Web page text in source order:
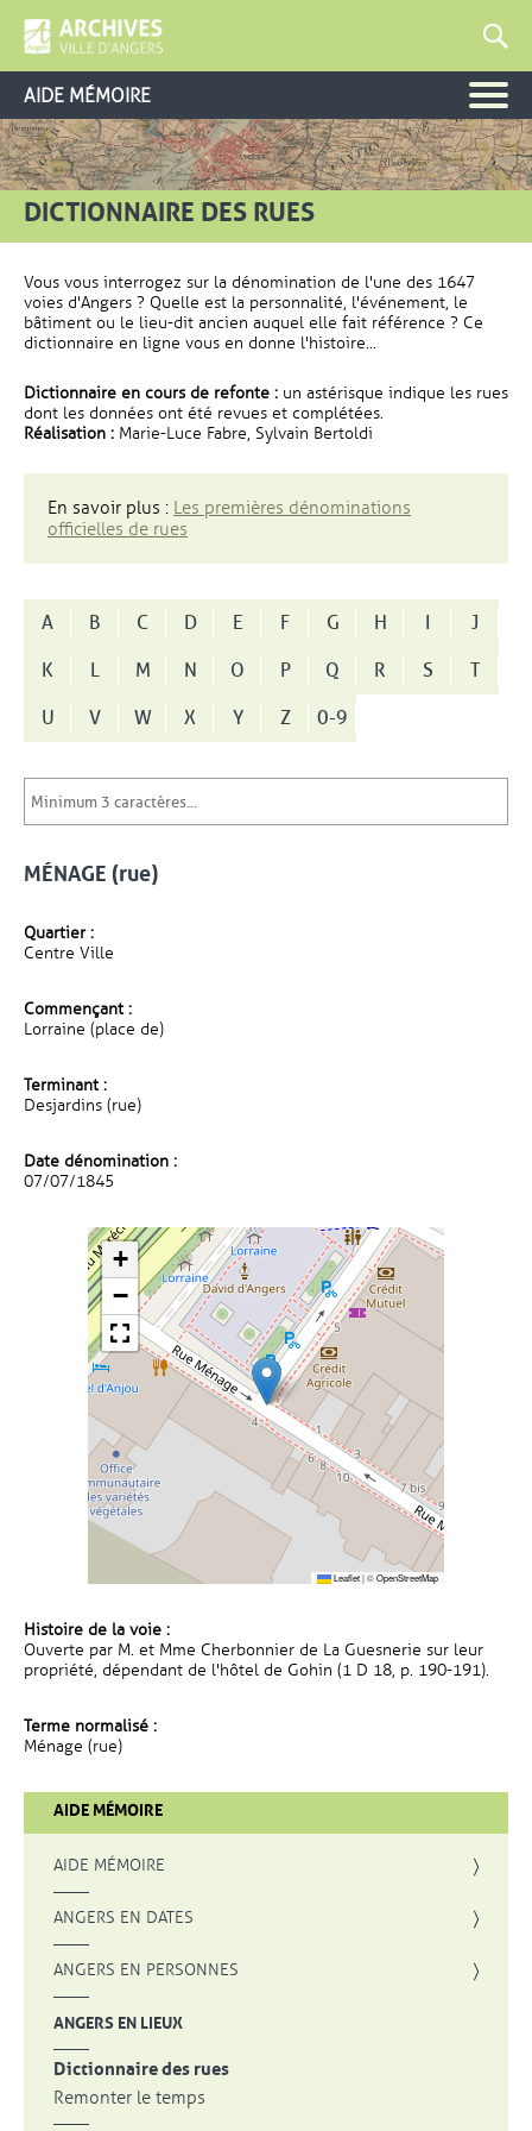
AIDE MÉMOIRE
DICTIONNAIRE DES RUES
Vous vous interrogez sur la dénomination de l'une des 1647
voies d'Angers ? Quelle est la personnalité, l'événement, le
bâtiment ou le lieu-dit ancien auquel elle fait référence ? Ce
dictionnaire en ligne vous en donne l'histoire...
Dictionnaire en cours de refonte : un astérisque indique les rues
dont les données ont été revues et complétées.
Réalisation : Marie-Luce Fabre, Sylvain Bertoldi
En savoir plus : Les premières dénominations
officielles de rues
A B C D E F G H I
J
K
L M N O P Q R S
T
U
V W X Y Z 0-9
MÉNAGE (rue)
Quartier :
Centre Ville
Commençant :
Lorraine (place de)
Terminant :
Desjardins (rue)
Date dénomination :
07/07/1845
+
−
Leaflet|©OpenStreetMap
Histoire de la voie :
Ouverte par M. et Mme Cherbonnier de La Guesnerie sur leur
propriété, dépendant de l'hôtel de Gohin (1 D 18, p. 190-191).
Terme normalisé :
Ménage (rue)
AIDE MÉMOIRE
AIDE MÉMOIRE
ANGERS EN DATES
ANGERS EN PERSONNES
ANGERS EN LIEUX
Dictionnaire des rues
Remonter le temps